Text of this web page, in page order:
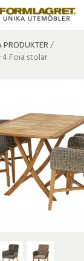
PRODUKTER/
4 Foia stolar